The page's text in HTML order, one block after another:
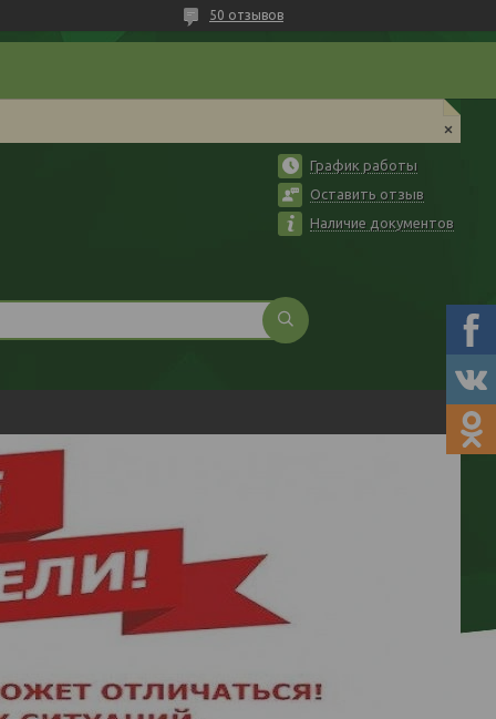
50 отзывов
График работы
Оставить отзыв
Наличие документов